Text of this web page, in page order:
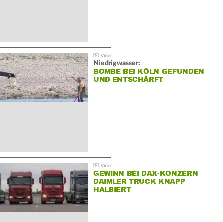
Niedrigwasser:
BOMBE BEI KÖLN GEFUNDEN
UND ENTSCHÄRFT
GEWINN BEI DAX-KONZERN
DAIMLER TRUCK KNAPP
HALBIERT